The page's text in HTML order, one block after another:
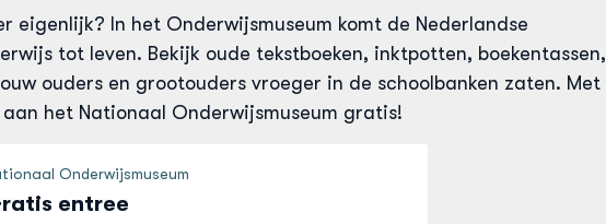
eigenlijk? In het Onderwijsmuseum komt de Nederlandse
tot leven. Bekijk oude tekstboeken, inktpotten, boekentassen,
ouders en grootouders vroeger in de schoolbanken zaten. Met
het Nationaal Onderwijsmuseum gratis!
Onderwijsmuseum
entree